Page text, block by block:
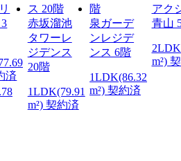
済
赤坂溜池
タワーレ
ジデンス
20階
1LDK(79.91
m²) 契約済
泉ガーデ
ンレジデ
ンス 6階
1LDK(86.32
m²) 契約済
アク
青山
m²)